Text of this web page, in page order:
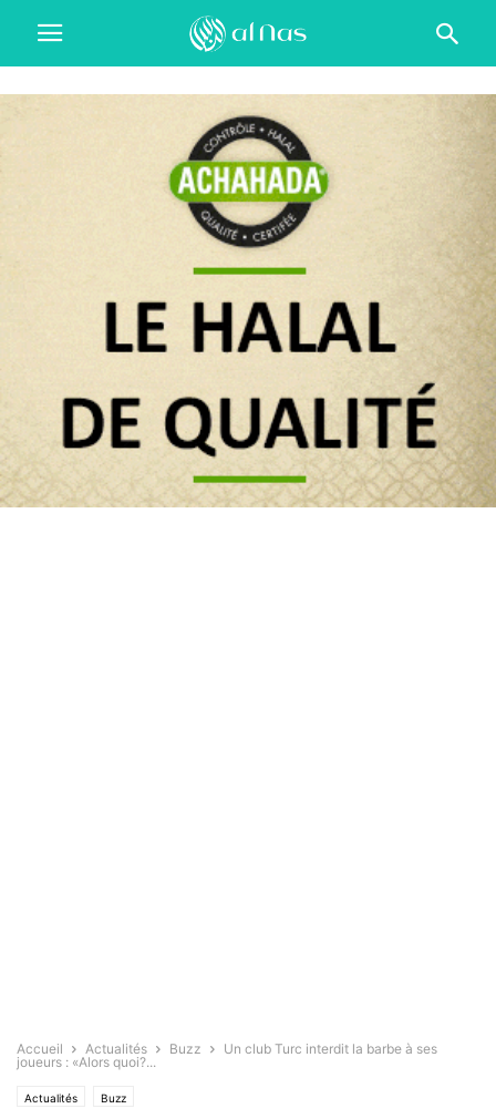
Accueil Actualités Buzz
Un club Turc interdit la barbe à ses
joueurs : «Alors quoi?...
Actualités Buzz